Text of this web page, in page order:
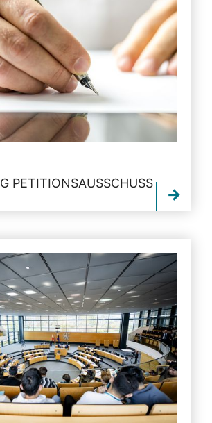
PETITIONSAUSSCHUSS